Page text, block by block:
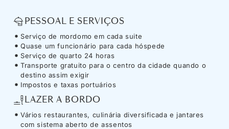
PESSOAL E SERVIÇOS
Serviço de mordomo em cada suite
Quase um funcionário para cada hóspede
Serviço de quarto 24 horas
Transporte gratuito para o centro da cidade quando o
destino assim exigir
Impostos e taxas portuários
LAZER A BORDO
Vários restaurantes, culinária diversificada e jantares
com sistema aberto de assentos